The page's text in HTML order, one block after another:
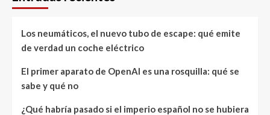
Los neumáticos, el nuevo tubo de escape: qué emite
de verdad un coche eléctrico
El primer aparato de OpenAI es una rosquilla: qué se
sabe y qué no
¿Qué habría pasado si el imperio español no se hubiera